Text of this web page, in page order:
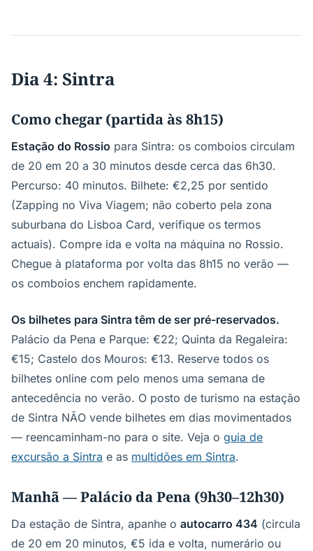
Dia 4: Sintra
Como chegar (partida às 8h15)
Estação do Rossio para Sintra: os comboios circulam
de 20 em 20 a 30 minutos desde cerca das 6h30.
Percurso: 40 minutos. Bilhete: €2,25 por sentido
(Zapping no Viva Viagem; não coberto pela zona
suburbana do Lisboa Card, verifique os termos
actuais). Compre ida e volta na máquina no Rossio.
Chegue à plataforma por volta das 8h15 no verão —
os comboios enchem rapidamente.
Os bilhetes para Sintra têm de ser pré-reservados.
Palácio da Pena e Parque: €22; Quinta da Regaleira:
€15; Castelo dos Mouros: €13. Reserve todos os
bilhetes online com pelo menos uma semana de
antecedência no verão. O posto de turismo na estação
de Sintra NÃO vende bilhetes em dias movimentados
— reencaminham-no para o site. Veja o guia de
excursão a Sintra e as multidões em Sintra.
Manhã — Palácio da Pena (9h30–12h30)
Da estação de Sintra, apanhe o autocarro 434 (circula
de 20 em 20 minutos, €5 ida e volta, numerário ou